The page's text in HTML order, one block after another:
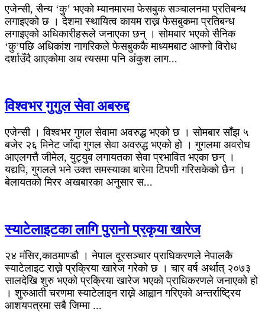
एजेन्सी, सैन्य ‘कु’ भएको म्यानमारमा फेसबुक सञ्चालनमा प्रतिबन्ध
लगाइएको छ । देशमा स्थायित्व कायम राख्न फेसबुकमा प्रतिबन्ध
लगाइएको अधिकारीहरूले जनाएका छन् । सोमबार भएको सैनिक
‘कु’पछि अधिकांश नागरिकले फेसबुककै माध्यमबाट आफ्नो विरोध
दर्शाउँदै आएकोमा अब त्यसमा पनि अंकुश लाग...
विश्वभर गुगुल सेवा अबरुद्द
एजेन्सी । विश्वभर गुगल सेवामा अवरुद्ध भएको छ । सोमबार साँझ ५
बजेर २६ मिनेट जाँदा गुगल सेवा अवरुद्ध भएको हो । गुगलमा अवरोध
आएलगत्तै जीमेल, युट्युव लगायतका सेवा प्रभावित भएका छन् ।
यद्यपि, गुगलले भने उक्त समस्याका बारेमा टिपणी गरिसकेको छैन ।
बेलायतको मिरर अखबारका अनुसार स...
स्याटेलाइटका लागि पुरानो प्रकृया खारेज
२४ मंसिर,काठमाण्डौ । नेपाल दूरसञ्चार प्राधिकरणले नेपालकै
स्याटेलाइट राख्ने प्रक्रिया खारेज गरेको छ । चार वर्ष अर्थात् २०७३
सालदेखि शुरु भएको प्रक्रिया खारेज भएको प्राधिकरणले जनाएको हो
। शुरुआती चरणमा स्याटेलाइन राख्ने आह्वान गरिएको अन्तर्राष्ट्रिय
आशयपत्रमा सबै जिम्मा ...